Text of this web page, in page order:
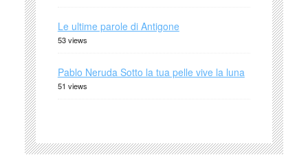
Le ultime parole di Antigone
53 views
Pablo Neruda Sotto la tua pelle vive la luna
51 views